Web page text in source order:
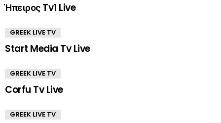
Ήπειρος Tv1 Live
GREEK LIVE TV
Start Media Tv Live
GREEK LIVE TV
Corfu Tv Live
GREEK LIVE TV